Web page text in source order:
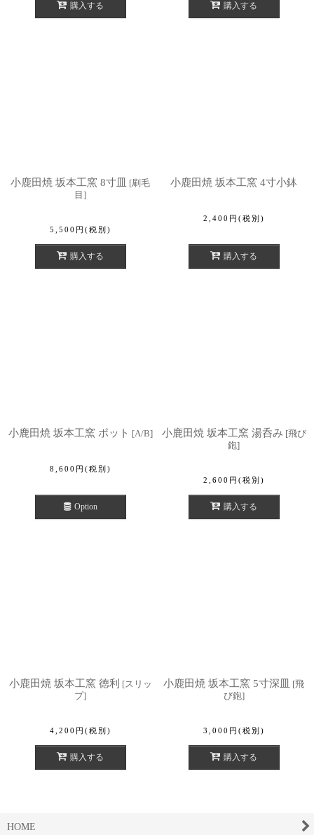
購入する 購入する
小鹿田焼 坂本工窯 8寸皿 [刷毛
目]
5,500 円 (税別)
購入する
小鹿田焼 坂本工窯 4寸小鉢
2,400 円 (税別)
購入する
小鹿田焼 坂本工窯 ポット [A/B]
8,600 円 (税別)
Option
小鹿田焼 坂本工窯 湯呑み [飛び
鉋]
2,600 円 (税別)
購入する
小鹿田焼 坂本工窯 徳利 [スリッ
プ]
4,200 円 (税別)
購入する
小鹿田焼 坂本工窯 5寸深皿 [飛
び鉋]
3,000 円 (税別)
購入する
HOME